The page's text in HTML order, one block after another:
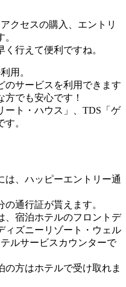
クセスの購入、エントリ
行えて便利ですね。
用。
のサービスを利用できます
でも安心です！
ート・ハウス」、TDS「ゲ
。
は、ハッピーエントリー通
通行証が貰えます。
、宿泊ホテルのフロントデ
ィズニーリゾート・ウェル
ルサービスカウンターで
の方はホテルで受け取れま